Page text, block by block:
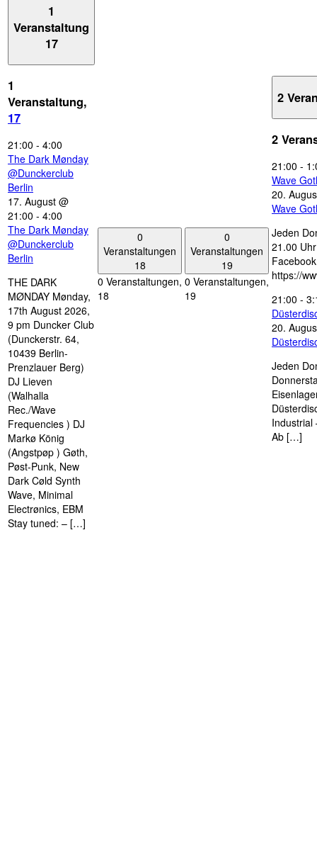
1
Veranstaltung
17
1
Veranstaltung,
17
21:00 - 4:00
The Dark Mønday
@Dunckerclub
Berlin
17. August @
21:00 - 4:00
The Dark Mønday
@Dunckerclub
Berlin
THE DARK
MØNDAY Mønday,
17th August 2026,
9 pm Duncker Club
(Dunckerstr. 64,
10439 Berlin-
Prenzlauer Berg)
DJ Lieven
(Walhalla
Rec./Wave
Frequencies ) DJ
Markø König
(Angstpøp ) Gøth,
Pøst-Punk, New
Dark Cøld Synth
Wave, Minimal
Electrønics, EBM
Stay tuned: – […]
0
Veranstaltungen
18
0 Veranstaltungen,
18
0
Veranstaltungen
19
0 Veranstaltungen,
19
2
2
21:00 -
Wave
20.
Wave
Jeden
21.00
https://
21:00 -
20.
Jeden
Industrial
Ab […]